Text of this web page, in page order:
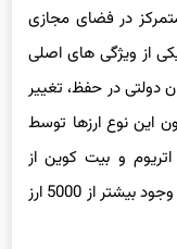
از ویژگی های اصلی
دولتی در حفظ، تغییر
این نوع ارزها توسط
و بیت کوین از
جمله ارزهای دیجیتال معروف هستند، با این وجود بیشتر از 5000 ارز
گذاری هایی همچون